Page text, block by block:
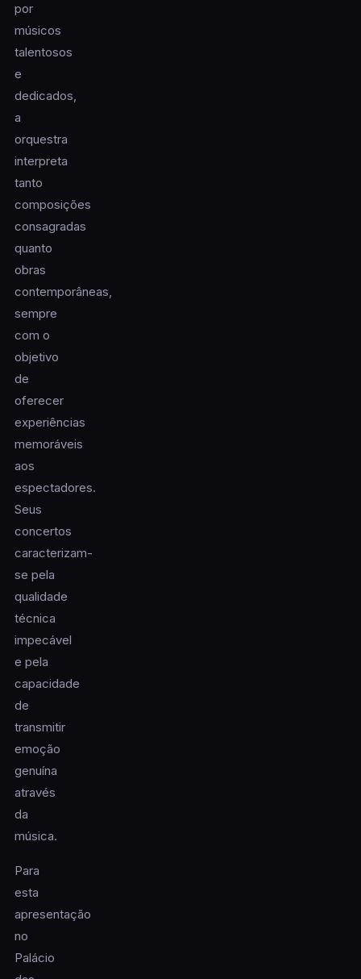
por
músicos
talentosos
e
dedicados,
a
orquestra
interpreta
tanto
composições
consagradas
quanto
obras
contemporâneas,
sempre
com o
objetivo
de
oferecer
experiências
memoráveis
aos
espectadores.
Seus
concertos
caracterizam-
se pela
qualidade
técnica
impecável
e pela
capacidade
de
transmitir
emoção
genuína
através
da
música.
Para
esta
apresentação
no
Palácio